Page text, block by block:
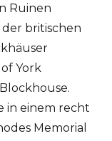
Ruinen
britischen
York
in einem recht
Memorial